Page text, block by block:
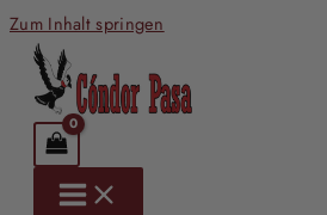
Zum Inhalt springen